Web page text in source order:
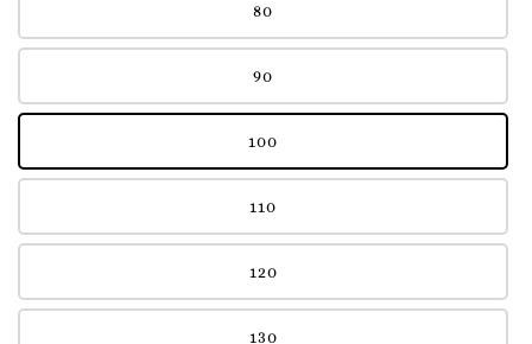
80
90
100
110
120
130